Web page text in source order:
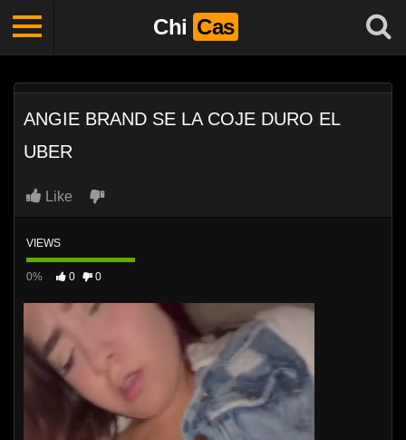
Chi Cas
ANGIE BRAND SE LA COJE DURO EL
UBER
Like
VIEWS
0% 0 0